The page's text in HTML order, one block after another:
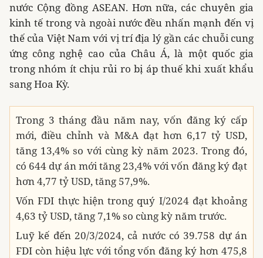
nước Cộng đồng ASEAN. Hơn nữa, các chuyên gia
kinh tế trong và ngoài nước đều nhấn mạnh đến vị
thế của Việt Nam với vị trí địa lý gần các chuỗi cung
ứng công nghệ cao của Châu Á, là một quốc gia
trong nhóm ít chịu rủi ro bị áp thuế khi xuất khẩu
sang Hoa Kỳ.
Trong 3 tháng đầu năm nay, vốn đăng ký cấp
mới, điều chỉnh và M&A đạt hơn 6,17 tỷ USD,
tăng 13,4% so với cùng kỳ năm 2023. Trong đó,
có 644 dự án mới tăng 23,4% với vốn đăng ký đạt
hơn 4,77 tỷ USD, tăng 57,9%.
Vốn FDI thực hiện trong quý I/2024 đạt khoảng
4,63 tỷ USD, tăng 7,1% so cùng kỳ năm trước.
Luỹ kế đến 20/3/2024, cả nước có 39.758 dự án
FDI còn hiệu lực với tổng vốn đăng ký hơn 475,8